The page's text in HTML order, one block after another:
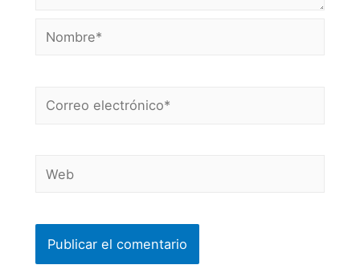
Nombre*
Correo
Web